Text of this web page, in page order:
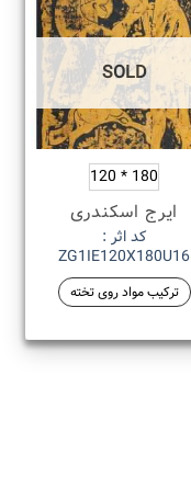
SOLD
180 * 120
ایرج اسکندری
کد اثر :
ZG1IE120X180U16
ترکیب مواد روی تخته